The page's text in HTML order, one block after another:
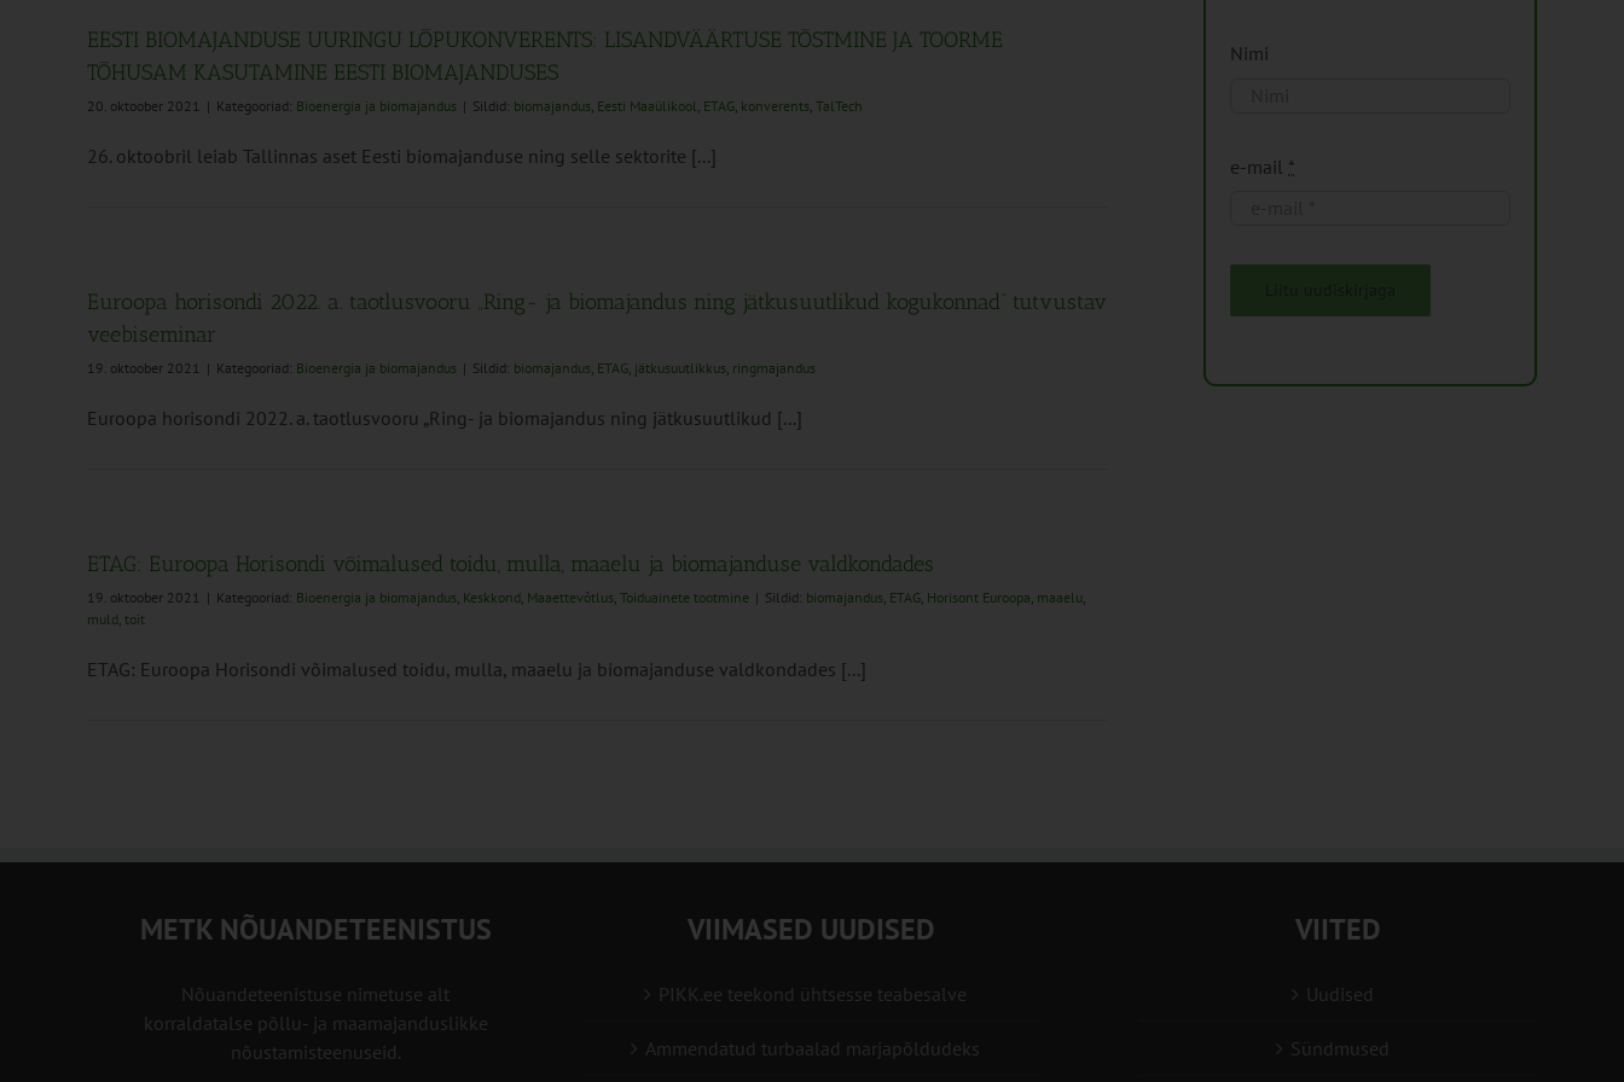
EESTI BIOMAJANDUSE UURINGU LÕPUKONVERENTS: LISANDVÄÄRTUSE TÕSTMINE JA TOORME
TÕHUSAM KASUTAMINE EESTI BIOMAJANDUSES
20. oktoober 2021 | Kategooriad: Bioenergia ja biomajandus | Sildid: biomajandus, Eesti Maaülikool, ETAG, konverents, TalTech
26. oktoobril leiab Tallinnas aset Eesti biomajanduse ning selle sektorite [...]
Euroopa horisondi 2022. a. taotlusvooru „Ring- ja biomajandus ning jätkusuutlikud kogukonnad“ tutvustav
veebiseminar
19. oktoober 2021 | Kategooriad: Bioenergia ja biomajandus | Sildid: biomajandus, ETAG, jätkusuutlikkus, ringmajandus
Euroopa horisondi 2022. a. taotlusvooru „Ring- ja biomajandus ning jätkusuutlikud [...]
ETAG: Euroopa Horisondi võimalused toidu, mulla, maaelu ja biomajanduse valdkondades
19. oktoober 2021 | Kategooriad: Bioenergia ja biomajandus, Keskkond, Maaettevõtlus, Toiduainete tootmine | Sildid: biomajandus, ETAG, Horisont Euroopa, maaelu,
muld, toit
ETAG: Euroopa Horisondi võimalused toidu, mulla, maaelu ja biomajanduse valdkondades [...]
Nimi
e-mail *
METK NÕUANDETEENISTUS
Nõuandeteenistuse nimetuse alt
korraldatalse põllu- ja maamajanduslikke
nõustamisteenuseid.
VIIMASED UUDISED
PIKK.ee teekond ühtsesse teabesalve
Ammendatud turbaalad marjapõldudeks
VIITED
Uudised
Sündmused